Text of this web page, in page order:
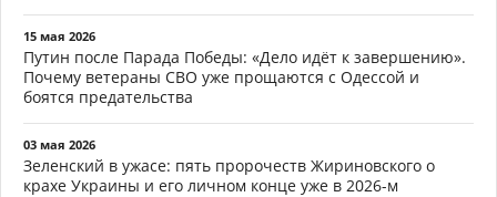
15 мая 2026
Путин после Парада Победы: «Дело идёт к завершению».
Почему ветераны СВО уже прощаются с Одессой и
боятся предательства
03 мая 2026
Зеленский в ужасе: пять пророчеств Жириновского о
крахе Украины и его личном конце уже в 2026-м